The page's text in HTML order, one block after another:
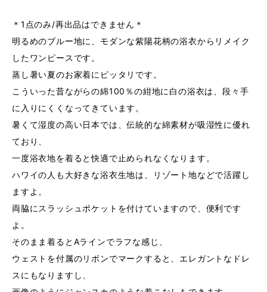
＊1点のみ/再出品はできません＊
明るめのブルー地に、モダンな紫陽花柄の浴衣からリメイク
したワンピースです。
蒸し暑い夏のお家着にピッタリです。
こういった昔ながらの綿100％の紺地に白の浴衣は、段々手
に入りにくくなってきています。
暑くて湿度の高い日本では、伝統的な綿素材が吸湿性に優れ
ており、
一度浴衣地を着ると快適で止められなくなります。
ハワイの人も大好きな浴衣生地は、リゾート地などで活躍し
ますよ。
両脇にスラッシュポケットを付けていますので、便利です
よ。
そのまま着るとAラインでラフな感じ、
ウェストを付属のリボンでマークすると、エレガントなドレ
スにもなりますし、